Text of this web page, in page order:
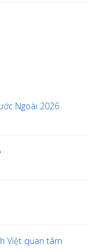
Ngoài 2026
Việt quan tâm